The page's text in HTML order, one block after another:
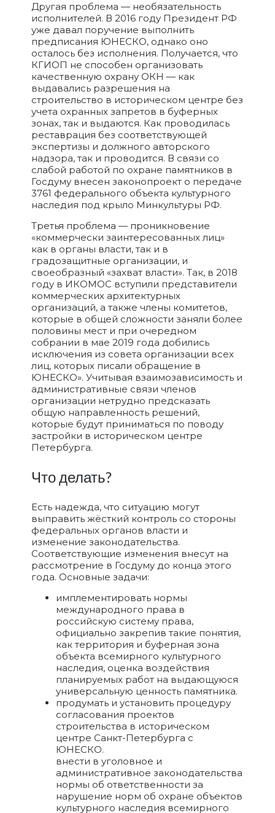
Другая проблема — необязательность
исполнителей. В 2016 году Президент РФ
уже давал поручение выполнить
предписания ЮНЕСКО, однако оно
осталось без исполнения. Получается, что
КГИОП не способен организовать
качественную охрану ОКН — как
выдавались разрешения на
строительство в историческом центре без
учета охранных запретов в буферных
зонах, так и выдаются. Как проводилась
реставрация без соответствующей
экспертизы и должного авторского
надзора, так и проводится. В связи со
слабой работой по охране памятников в
Госдуму внесен законопроект о передаче
3761 федерального объекта культурного
наследия под крыло Минкультуры РФ.
Третья проблема — проникновение
«коммерчески заинтересованных лиц»
как в органы власти, так и в
градозащитные организации, и
своеобразный «захват власти». Так, в 2018
году в ИКОМОС вступили представители
коммерческих архитектурных
организаций, а также члены комитетов,
которые в общей сложности заняли более
половины мест и при очередном
собрании в мае 2019 года добились
исключения из совета организации всех
лиц, которых писали обращение в
ЮНЕСКО». Учитывая взаимозависимость и
административные связи членов
организации нетрудно предсказать
общую направленность решений,
которые будут приниматься по поводу
застройки в историческом центре
Петербурга.
Что делать?
Есть надежда, что ситуацию могут
выправить жёсткий контроль со стороны
федеральных органов власти и
изменение законодательства.
Соответствующие изменения внесут на
рассмотрение в Госдуму до конца этого
года. Основные задачи:
имплементировать нормы
международного права в
российскую систему права,
официально закрепив такие понятия,
как территория и буферная зона
объекта всемирного культурного
наследия, оценка воздействия
планируемых работ на выдающуюся
универсальную ценность памятника.
продумать и установить процедуру
согласования проектов
строительства в историческом
центре Санкт-Петербурга с
ЮНЕСКО.
внести в уголовное и
административное законодательства
нормы об ответственности за
нарушение норм об охране объектов
культурного наследия всемирного